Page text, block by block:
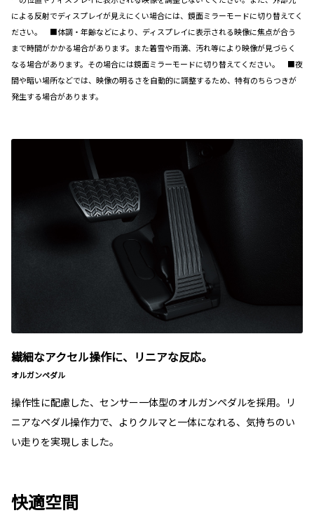
による反射でディスプレイが見えにくい場合には、鏡面ミラーモードに切り替えてく
ださい。 ■体調・年齢などにより、ディスプレイに表示される映像に焦点が合う
まで時間がかかる場合があります。また着雪や雨滴、汚れ等により映像が見づらく
なる場合があります。その場合には鏡面ミラーモードに切り替えてください。 ■夜
間や暗い場所などでは、映像の明るさを自動的に調整するため、特有のちらつきが
発生する場合があります。
繊細なアクセル操作に、リニアな反応。
オルガンペダル
操作性に配慮した、センサー一体型のオルガンペダルを採用。リ
ニアなペダル操作力で、よりクルマと一体になれる、気持ちのい
い走りを実現しました。
快適空間